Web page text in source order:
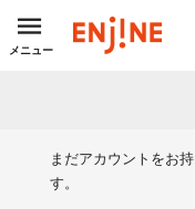
メニュー
まだアカウントをお
す。